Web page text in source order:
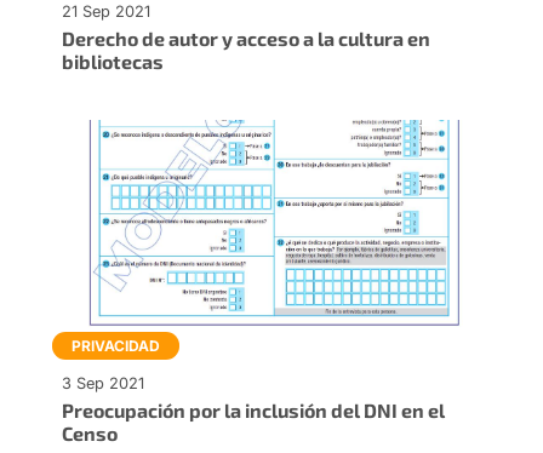
Derecho de autor y acceso a la cultura en
bibliotecas
21 Sep 2021
Preocupación por la inclusión del DNI en el
Censo
3 Sep 2021
PRIVACIDAD